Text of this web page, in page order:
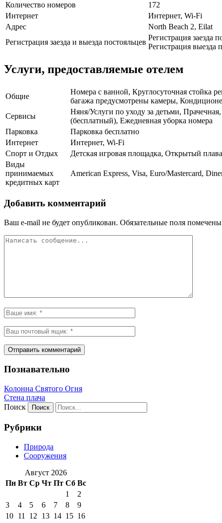
Количество номеров
172
Интернет
Интернет, Wi-Fi
Адрес
North Beach 2, Eilat
Регистрация заезда и выезда постояльцев
Регистрация заезда
Регистрация выезда
Услуги, предоставляемые отелем
Общие
Номера с ванной, Круглосуточная стойка
багажа предусмотрены камеры,
Сервисы
Няня/Услуги по уходу за детьми,
(бесплатный), Ежедневная уборка номера
Парковка
Парковка бесплатно
Интернет
Интернет, Wi-Fi
Спорт и Отдых
Детская игровая площадка, Открытый
Виды
принимаемых
кредитных карт
American Express, Visa, Euro/Mastercard,
Добавить комментарий
Ваш e-mail не будет опубликован. Обязательные поля
Познавательно
Колонна Святого Огня
Стена плача
Поиск
Рубрики
Природа
Сооружения
Август 2026
Пн Вт Ср Чт Пт Сб Вс
1
2
3
4 5 6 7 8
9
10 11 12 13 14 15 16